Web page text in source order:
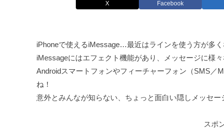
X Facebook
iPhoneで使えるiMessage…最近はラインを使う方が多
iMessageにはエフェクト機能があり、メッセージに様
Androidスマートフォンやフィーチャーフォン（SMS／
ね！
意外とみんなが知らない、ちょっと面白い隠しメッセー
スポ